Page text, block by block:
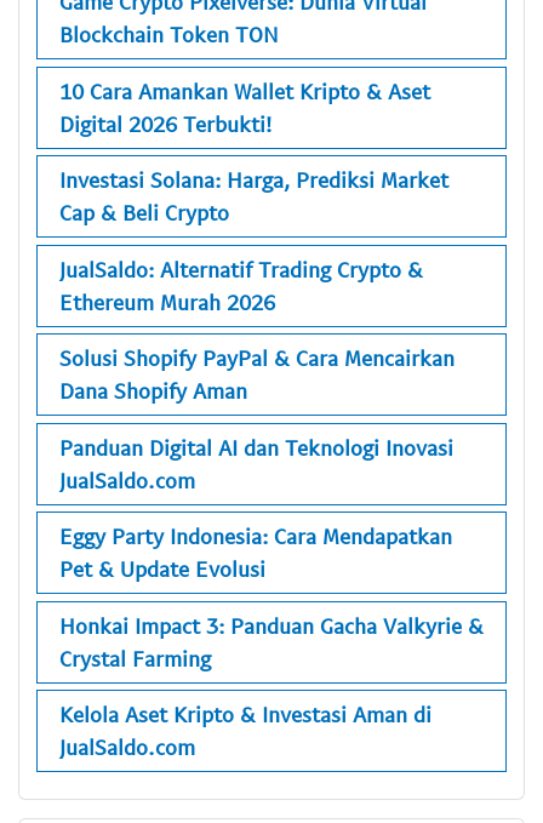
Blockchain Token TON
10 Cara Amankan Wallet Kripto & Aset
Digital 2026 Terbukti!
Investasi Solana: Harga, Prediksi Market
Cap & Beli Crypto
JualSaldo: Alternatif Trading Crypto &
Ethereum Murah 2026
Solusi Shopify PayPal & Cara Mencairkan
Dana Shopify Aman
Panduan Digital AI dan Teknologi Inovasi
JualSaldo.com
Eggy Party Indonesia: Cara Mendapatkan
Pet & Update Evolusi
Honkai Impact 3: Panduan Gacha Valkyrie &
Crystal Farming
Kelola Aset Kripto & Investasi Aman di
JualSaldo.com